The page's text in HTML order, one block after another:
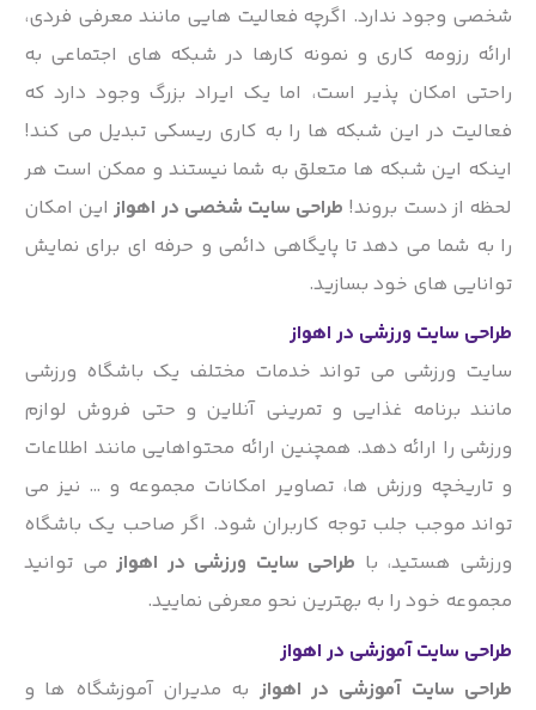
شخصی وجود ندارد. اگرچه فعالیت هایی مانند معرفی فردی،
ارائه رزومه کاری و نمونه کارها در شبکه های اجتماعی به
راحتی امکان پذیر است، اما یک ایراد بزرگ وجود دارد که
فعالیت در این شبکه ها را به کاری ریسکی تبدیل می کند!
اینکه این شبکه ها متعلق به شما نیستند و ممکن است هر
لحظه از دست بروند!طراحی سایت شخصی در اهوازاین امکان
را به شما می دهد تا پایگاهی دائمی و حرفه ای برای نمایش
توانایی های خود بسازید.
طراحی سایت ورزشی در اهواز
سایت ورزشی می تواند خدمات مختلف یک باشگاه ورزشی
مانند برنامه غذایی و تمرینی آنلاین و حتی فروش لوازم
ورزشی را ارائه دهد. همچنین ارائه محتواهایی مانند اطلاعات
و تاریخچه ورزش ها، تصاویر امکانات مجموعه و … نیز می
تواند موجب جلب توجه کاربران شود. اگر صاحب یک باشگاه
ورزشی هستید، باطراحی سایت ورزشی در اهوازمی توانید
مجموعه خود را به بهترین نحو معرفی نمایید.
طراحی سایت آموزشی در اهواز
طراحی سایت آموزشی در اهوازبه مدیران آموزشگاه ها و